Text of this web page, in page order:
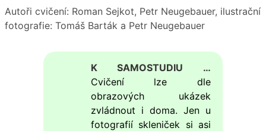
Autoři cvičení: Roman Sejkot, Petr Neugebauer, ilustrační
fotografie: Tomáš Barták a Petr Neugebauer
K SAMOSTUDIU …
Cvičení lze dle
obrazových ukázek
zvládnout i doma. Jen u
fotografií skleniček si asi